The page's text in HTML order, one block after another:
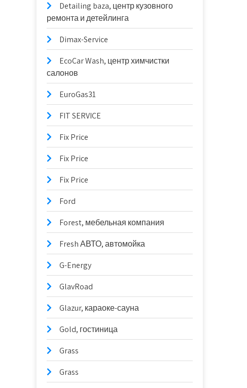
Detailing baza, центр кузовного
ремонта и детейлинга
Dimax-Service
EcoCar Wash, центр химчистки
салонов
EuroGas31
FIT SERVICE
Fix Price
Fix Price
Fix Price
Ford
Forest, мебельная компания
Fresh АВТО, автомойка
G-Energy
GlavRoad
Glazur, караоке-сауна
Gold, гостиница
Grass
Grass